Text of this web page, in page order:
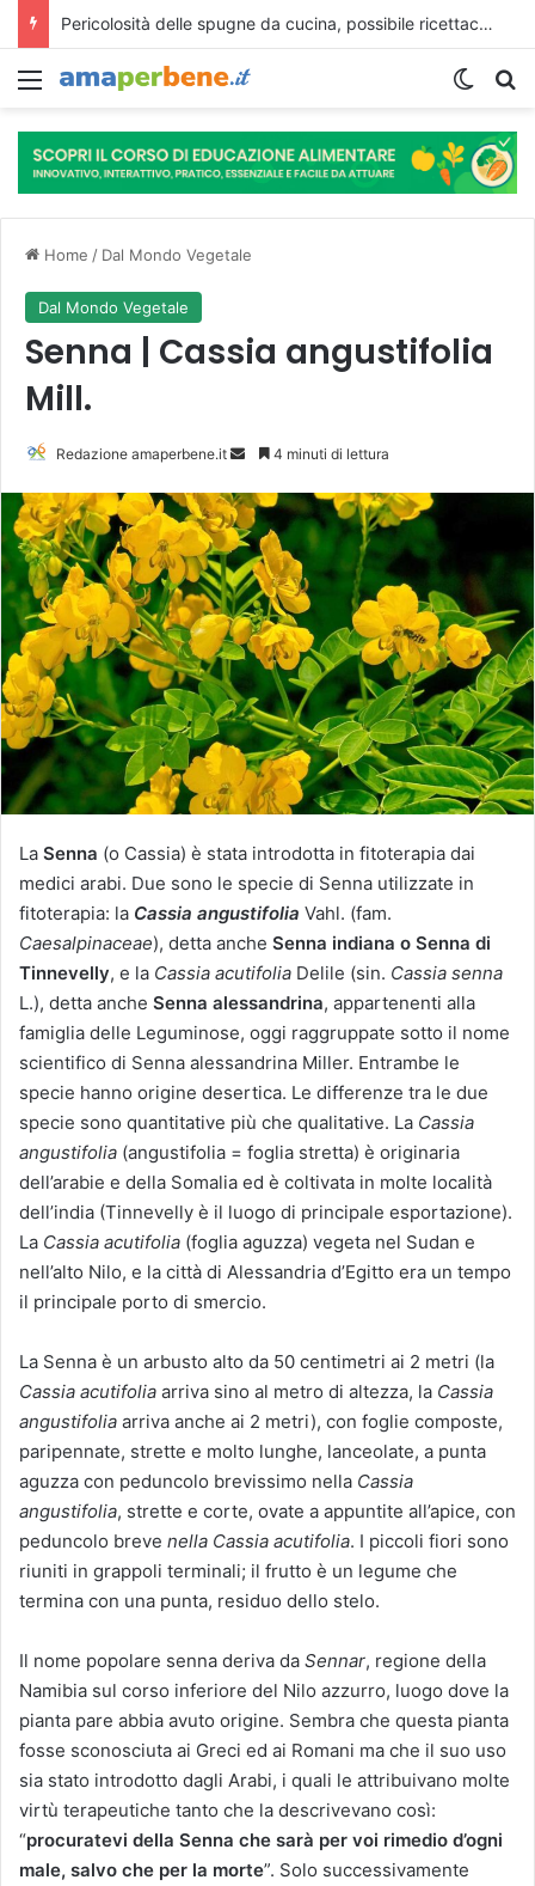
Il caffè potrebbe proteggere il cuore, ma le bevande energetiche potrebbero danneggiarlo
Menu
Home / Dal Mondo Vegetale
Dal Mondo Vegetale
Senna | Cassia angustifolia
Mill.
Redazione amaperbene.it
v
i
a
u
n
'
m
a
i
l
4 minuti di lettura
La Senna (o Cassia) è stata introdotta in fitoterapia dai
medici arabi. Due sono le specie di Senna utilizzate in
fitoterapia: la Cassia angustifolia Vahl. (fam.
Caesalpinaceae), detta anche Senna indiana o Senna di
Tinnevelly, e la Cassia acutifolia Delile (sin. Cassia senna
L.), detta anche Senna alessandrina, appartenenti alla
famiglia delle Leguminose, oggi raggruppate sotto il nome
scientifico di Senna alessandrina Miller. Entrambe le
specie hanno origine desertica. Le differenze tra le due
specie sono quantitative più che qualitative. La Cassia
angustifolia (angustifolia = foglia stretta) è originaria
dell’arabie e della Somalia ed è coltivata in molte località
dell’india (Tinnevelly è il luogo di principale esportazione).
La Cassia acutifolia (foglia aguzza) vegeta nel Sudan e
nell’alto Nilo, e la città di Alessandria d’Egitto era un tempo
il principale porto di smercio.
La Senna è un arbusto alto da 50 centimetri ai 2 metri (la
Cassia acutifolia arriva sino al metro di altezza, la Cassia
angustifolia arriva anche ai 2 metri), con foglie composte,
paripennate, strette e molto lunghe, lanceolate, a punta
aguzza con peduncolo brevissimo nella Cassia
angustifolia, strette e corte, ovate a appuntite all’apice, con
peduncolo breve nella Cassia acutifolia. I piccoli fiori sono
riuniti in grappoli terminali; il frutto è un legume che
termina con una punta, residuo dello stelo.
Il nome popolare senna deriva da Sennar, regione della
Namibia sul corso inferiore del Nilo azzurro, luogo dove la
pianta pare abbia avuto origine. Sembra che questa pianta
fosse sconosciuta ai Greci ed ai Romani ma che il suo uso
sia stato introdotto dagli Arabi, i quali le attribuivano molte
virtù terapeutiche tanto che la descrivevano così:
“procuratevi della Senna che sarà per voi rimedio d’ogni
male, salvo che per la morte”. Solo successivamente